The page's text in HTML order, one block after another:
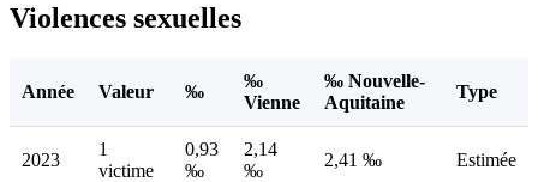
Violences sexuelles
Année Valeur ‰
‰
Vienne
‰ Nouvelle-
Aquitaine
Type
2023
1
victime
0,93
‰
2,14
‰
2,41 ‰ Estimée